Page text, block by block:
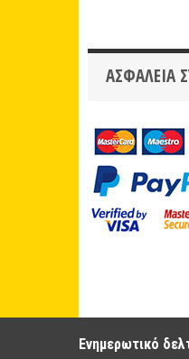
ΑΣΦΆΛΕΙΑ
Ενημερωτικό